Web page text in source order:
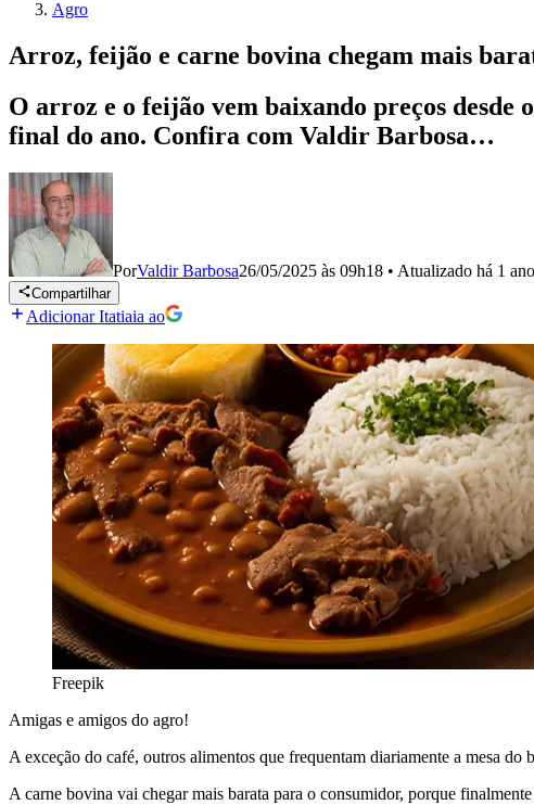
Agro
Arroz, feijão e carne bovina chegam mais
O arroz e o feijão vem baixando preços desde
final do ano. Confira com Valdir Barbosa…
PorValdir Barbosa26/05/2025 às 09h18 • Atualizado há 1 ano
Compartilhar
Adicionar Itatiaia ao
Freepik
Amigas e amigos do agro!
A exceção do café, outros alimentos que frequentam diariamente a mesa
A carne bovina vai chegar mais barata para o consumidor, porque